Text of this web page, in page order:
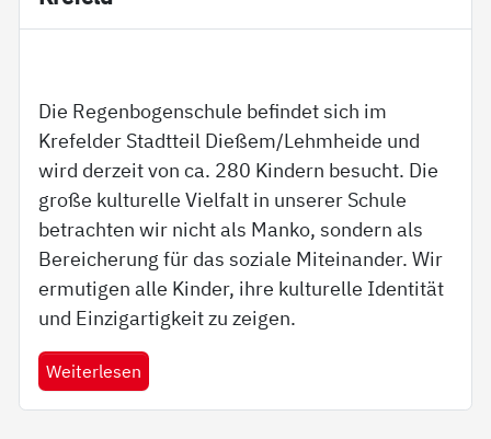
Die Regenbogenschule befindet sich im
Krefelder Stadtteil Dießem/Lehmheide und
wird derzeit von ca. 280 Kindern besucht. Die
große kulturelle Vielfalt in unserer Schule
betrachten wir nicht als Manko, sondern als
Bereicherung für das soziale Miteinander. Wir
ermutigen alle Kinder, ihre kulturelle Identität
und Einzigartigkeit zu zeigen.
Weiterlesen